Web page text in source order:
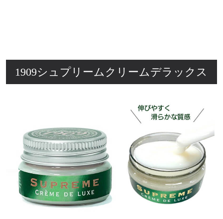
1909シュプリームクリームデラックス